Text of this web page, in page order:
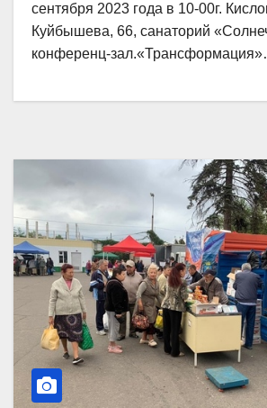
сентября 2023 года в 10-00г.
Куйбышева, 66, санаторий
конференц-